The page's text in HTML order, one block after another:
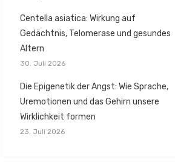
Centella asiatica: Wirkung auf
Gedächtnis, Telomerase und gesundes
Altern
30. Juli 2026
Die Epigenetik der Angst: Wie Sprache,
Uremotionen und das Gehirn unsere
Wirklichkeit formen
23. Juli 2026